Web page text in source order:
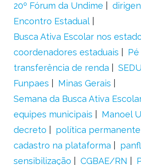
20º Fórum da Undime
Encontro Estadual
Busca Ativa Escolar nos
coordenadores estaduais
transferência de renda
Funpaes
Minas Gerais
Semana da Busca Ativa
equipes municipais
Manoel
decreto
política permanente
cadastro na plataforma
sensibilização
CGBAE/RN